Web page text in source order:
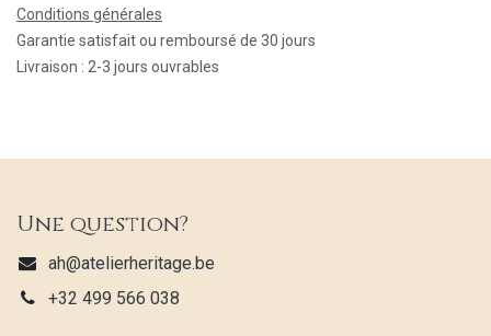
Conditions générales
Garantie satisfait ou remboursé de 30 jours
Livraison : 2-3 jours ouvrables
Une question?
ah@atelierheritage.be
+32 499 566 038